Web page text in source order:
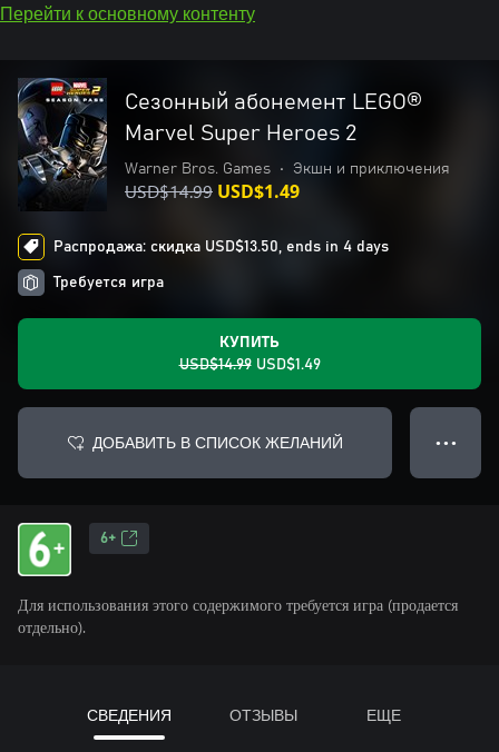
Перейти к основному контенту
Сезонный абонемент LEGO®
Marvel Super Heroes 2
Warner Bros. Games • Экшн и приключения
USD$14.99 USD$1.49
Распродажа: скидка USD$13.50, ends in 4 days
Требуется игра
КУПИТЬ
USD$14.99 USD$1.49
ДОБАВИТЬ В СПИСОК ЖЕЛАНИЙ ● ● ●
6+
Для использования этого содержимого требуется игра (продается
отдельно).
СВЕДЕНИЯ ОТЗЫВЫ ЕЩЕ